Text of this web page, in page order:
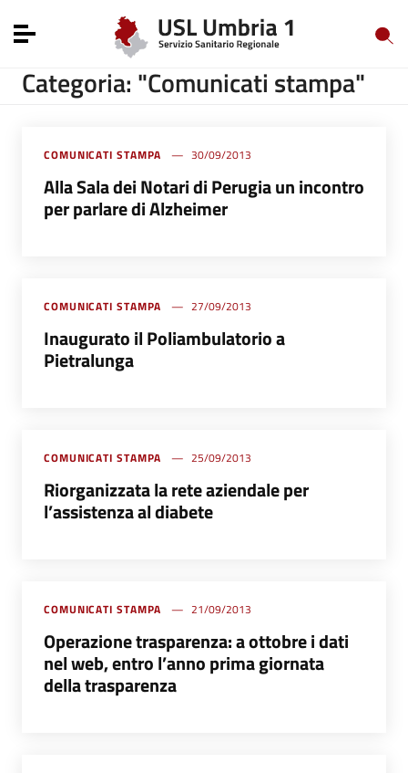
Vai al menu di navigazione
Toggle navigation
Categoria: "Comunicati stampa"
COMUNICATI STAMPA 30/09/2013
Alla Sala dei Notari di Perugia un incontro
per parlare di Alzheimer
COMUNICATI STAMPA 27/09/2013
Inaugurato il Poliambulatorio a
Pietralunga
COMUNICATI STAMPA 25/09/2013
Riorganizzata la rete aziendale per
l’assistenza al diabete
COMUNICATI STAMPA 21/09/2013
Operazione trasparenza: a ottobre i dati
nel web, entro l’anno prima giornata
della trasparenza